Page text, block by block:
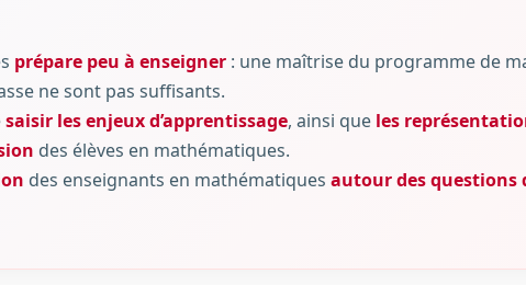
prépare peu à enseigner : une maîtrise du programme de
ne sont pas suffisants.
saisir les enjeux d’apprentissage, ainsi que les
des élèves en mathématiques.
des enseignants en mathématiques autour des questions